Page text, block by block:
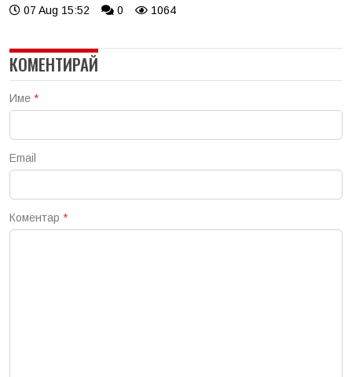
07 Aug 15:52 0 1064
КОМЕНТИРАЙ
Име *
Email
Коментар *